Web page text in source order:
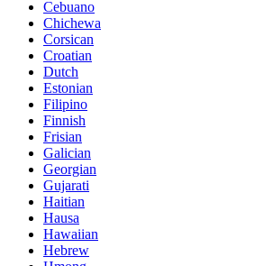
Cebuano
Chichewa
Corsican
Croatian
Dutch
Estonian
Filipino
Finnish
Frisian
Galician
Georgian
Gujarati
Haitian
Hausa
Hawaiian
Hebrew